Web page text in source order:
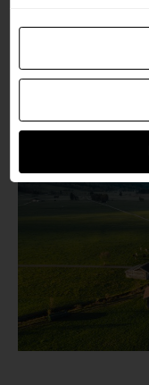
autorHana